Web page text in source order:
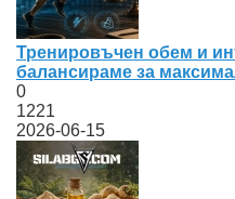
Тренировъчен обем и
балансираме за
0
1221
2026-06-15